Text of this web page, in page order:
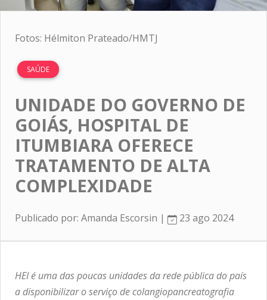
Fotos: Hélmiton Prateado/HMTJ
SAÚDE
UNIDADE DO GOVERNO DE
GOIÁS, HOSPITAL DE
ITUMBIARA OFERECE
TRATAMENTO DE ALTA
COMPLEXIDADE
Publicado por: Amanda Escorsin | 23 ago 2024
HEI é uma das poucas unidades da rede pública do país
a disponibilizar o serviço de colangiopancreatografia